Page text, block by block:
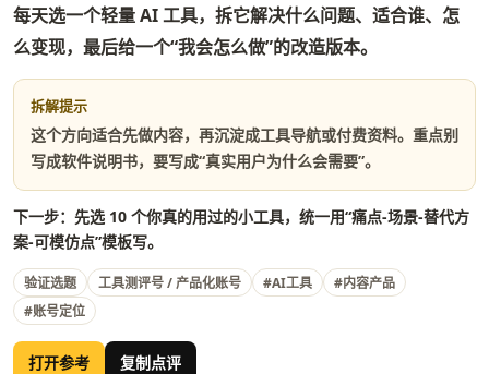
每天选一个轻量 AI 工具，拆它解决什么问题、适合谁、怎
么变现，最后给一个“我会怎么做”的改造版本。
拆解提示
这个方向适合先做内容，再沉淀成工具导航或付费资料。重点别
写成软件说明书，要写成“真实用户为什么会需要”。
下一步：先选 10 个你真的用过的小工具，统一用“痛点-场景-替代方
案-可模仿点”模板写。
验证选题 工具测评号 / 产品化账号 #AI工具
#内容产品
#账号定位
打开参考 复制点评